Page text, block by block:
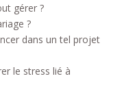
gérer ?
?
dans un tel projet
le stress lié à